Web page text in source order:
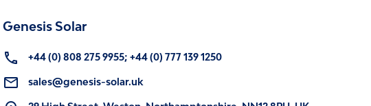
Genesis Solar
+44 (0) 808 275 9955; +44 (0) 777 139 1250
sales@genesis-solar.uk